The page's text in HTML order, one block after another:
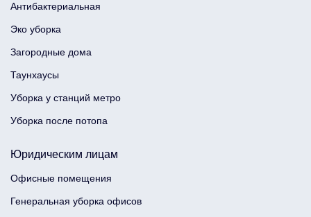
Антибактериальная
Эко уборка
Загородные дома
Таунхаусы
Уборка у станций метро
Уборка после потопа
Юридическим лицам
Офисные помещения
Генеральная уборка офисов